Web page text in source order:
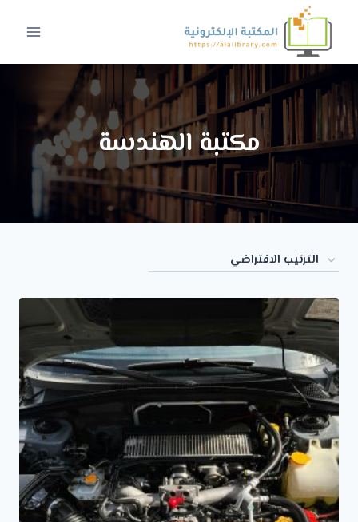
المحتوى
مكتبة الهندسة